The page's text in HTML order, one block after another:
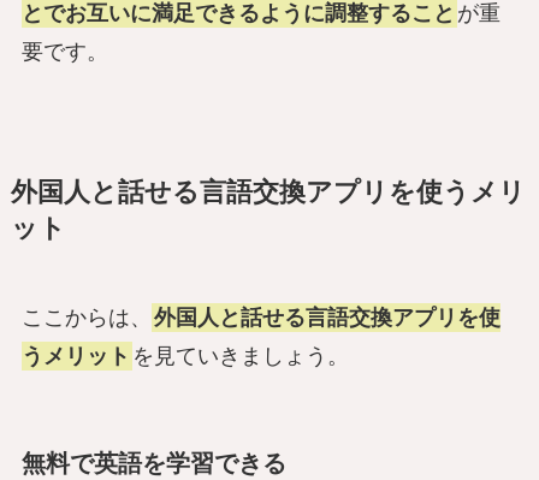
とでお互いに満足できるように調整すること が重
要です。
外国人と話せる言語交換アプリを使うメリ
ット
ここからは、
外国人と話せる言語交換アプリを使
うメリット を見ていきましょう。
無料で英語を学習できる